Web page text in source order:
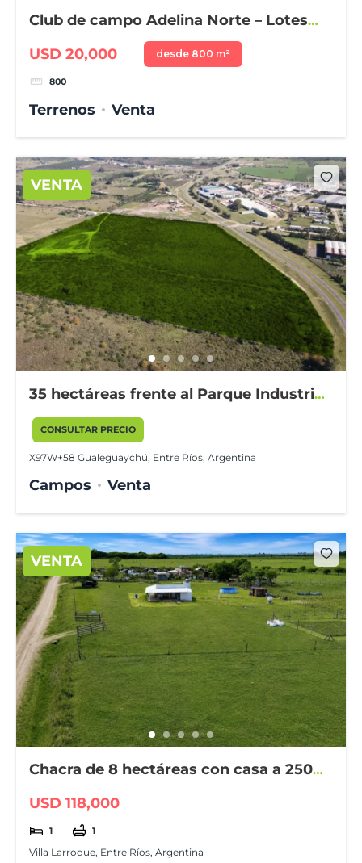
Club de campo Adelina Norte – Lotes
USD 20,000 desde 800 m²
800
Terrenos Venta
VENTA
35 hectáreas frente al Parque Industrial
Gualeguaychú
CONSULTAR PRECIO
X97W+58 Gualeguaychú, Entre Ríos, Argentina
Campos Venta
VENTA
Chacra de 8 hectáreas con casa a 2500
USD 118,000
1 1
Villa Larroque, Entre Ríos, Argentina